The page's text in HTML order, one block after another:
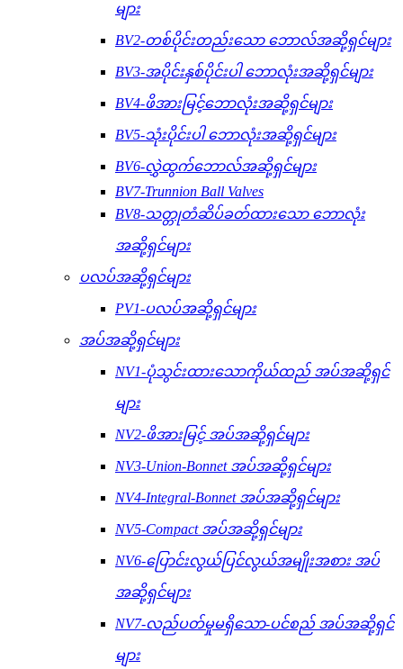
များ
BV2-တစ်ပိုင်းတည်းသော ဘောလ်အဆို့ရှင်များ
BV3-အပိုင်းနှစ်ပိုင်းပါ ဘောလုံးအဆို့ရှင်များ
BV4-ဖိအားမြင့်ဘောလုံးအဆို့ရှင်များ
BV5-သုံးပိုင်းပါ ဘောလုံးအဆို့ရှင်များ
BV6-လွှဲထွက်ဘောလ်အဆို့ရှင်များ
BV7-Trunnion Ball Valves
BV8-သတ္တုတံဆိပ်ခတ်ထားသော ဘောလုံး
အဆို့ရှင်များ
ပလပ်အဆို့ရှင်များ
PV1-ပလပ်အဆို့ရှင်များ
အပ်အဆို့ရှင်များ
NV1-ပုံသွင်းထားသောကိုယ်ထည် အပ်အဆို့ရှင်
များ
NV2-ဖိအားမြင့် အပ်အဆို့ရှင်များ
NV3-Union-Bonnet အပ်အဆို့ရှင်များ
NV4-Integral-Bonnet အပ်အဆို့ရှင်များ
NV5-Compact အပ်အဆို့ရှင်များ
NV6-ပြောင်းလွယ်ပြင်လွယ်အမျိုးအစား အပ်
အဆို့ရှင်များ
NV7-လည်ပတ်မှုမရှိသော-ပင်စည် အပ်အဆို့ရှင်
များ